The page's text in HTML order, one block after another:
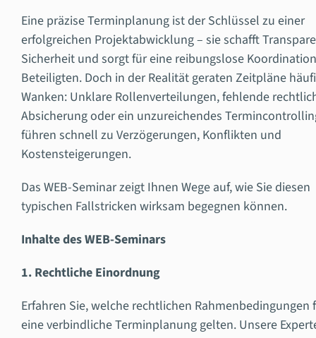
Eine präzise Terminplanung ist der Schlüssel zu einer
erfolgreichen Projektabwicklung – sie schafft
Sicherheit und sorgt für eine reibungslose
Beteiligten. Doch in der Realität geraten Zeitpläne
Wanken: Unklare Rollenverteilungen, fehlende
Absicherung oder ein unzureichendes
führen schnell zu Verzögerungen, Konflikten und
Kostensteigerungen.
Das WEB-Seminar zeigt Ihnen Wege auf, wie Sie diesen
typischen Fallstricken wirksam begegnen können.
Inhalte des WEB-Seminars
1. Rechtliche Einordnung
Erfahren Sie, welche rechtlichen Rahmenbedingungen
eine verbindliche Terminplanung gelten. Unsere